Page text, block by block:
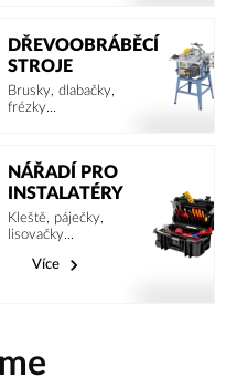
DŘEVOOBRÁBĚCÍ
STROJE
Brusky, dlabačky,
frézky...
NÁŘADÍ PRO
INSTALATÉRY
Kleště, páječky,
lisovačky...
Více